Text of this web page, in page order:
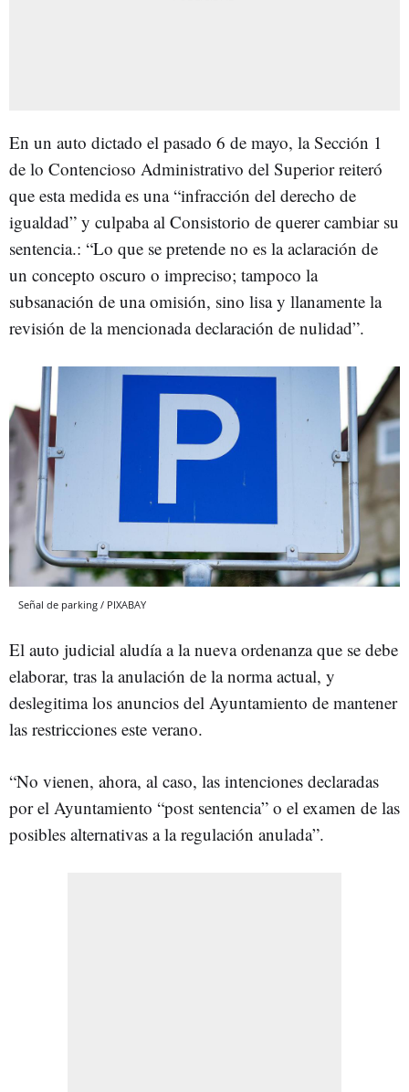
En un auto dictado el pasado 6 de mayo, la Sección 1
de lo Contencioso Administrativo del Superior reiteró
que esta medida es una “infracción del derecho de
igualdad” y culpaba al Consistorio de querer cambiar su
sentencia.: “Lo que se pretende no es la aclaración de
un concepto oscuro o impreciso; tampoco la
subsanación de una omisión, sino lisa y llanamente la
revisión de la mencionada declaración de nulidad”.
Señal de parking / PIXABAY
El auto judicial aludía a la nueva ordenanza que se debe
elaborar, tras la anulación de la norma actual, y
deslegitima los anuncios del Ayuntamiento de mantener
las restricciones este verano.
“No vienen, ahora, al caso, las intenciones declaradas
por el Ayuntamiento “post sentencia” o el examen de las
posibles alternativas a la regulación anulada”.